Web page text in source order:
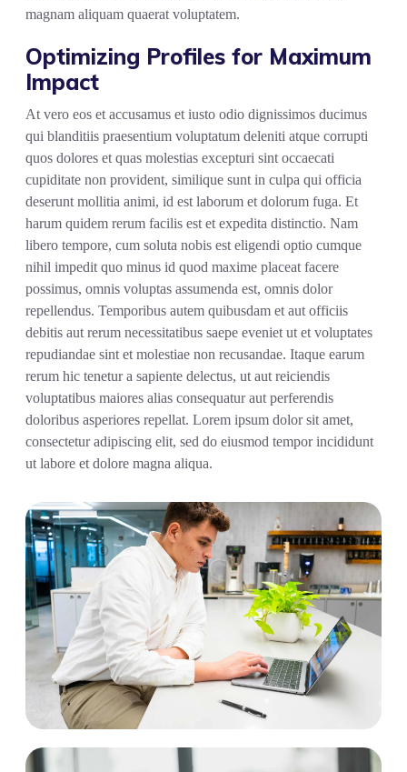
magnam aliquam quaerat voluptatem.
Optimizing Profiles for Maximum
Impact
At vero eos et accusamus et iusto odio dignissimos ducimus
qui blanditiis praesentium voluptatum deleniti atque corrupti
quos dolores et quas molestias excepturi sint occaecati
cupiditate non provident, similique sunt in culpa qui officia
deserunt mollitia animi, id est laborum et dolorum fuga. Et
harum quidem rerum facilis est et expedita distinctio. Nam
libero tempore, cum soluta nobis est eligendi optio cumque
nihil impedit quo minus id quod maxime placeat facere
possimus, omnis voluptas assumenda est, omnis dolor
repellendus. Temporibus autem quibusdam et aut officiis
debitis aut rerum necessitatibus saepe eveniet ut et voluptates
repudiandae sint et molestiae non recusandae. Itaque earum
rerum hic tenetur a sapiente delectus, ut aut reiciendis
voluptatibus maiores alias consequatur aut perferendis
doloribus asperiores repellat. Lorem ipsum dolor sit amet,
consectetur adipiscing elit, sed do eiusmod tempor incididunt
ut labore et dolore magna aliqua.